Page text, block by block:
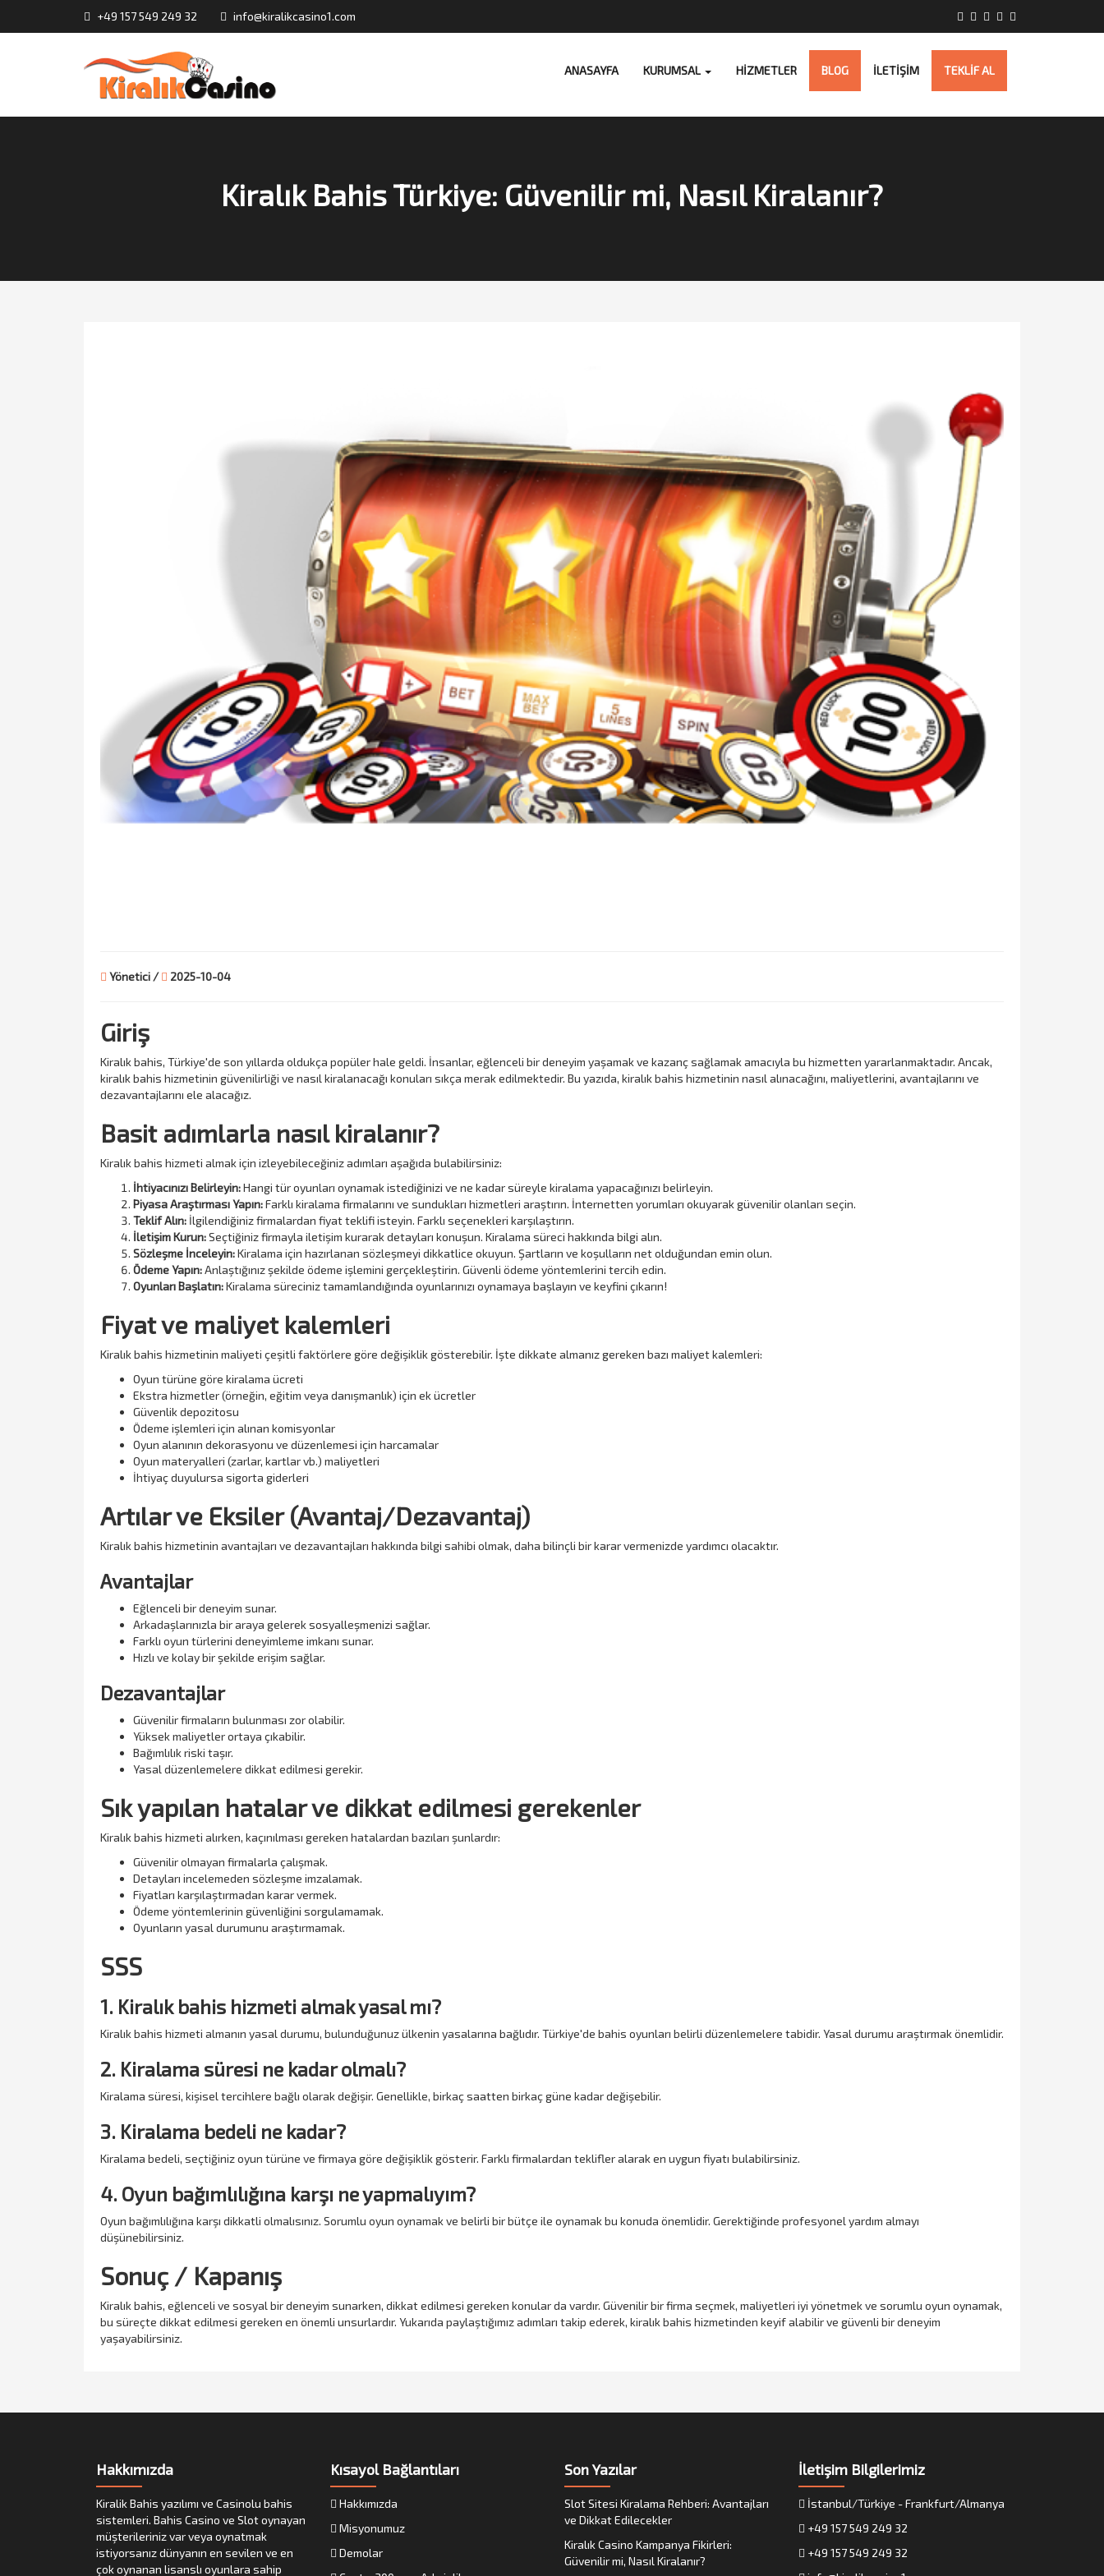
+49 157 549 249 32 info@kiralikcasino1.com
ANASAYFA KURUMSAL HİZMETLER BLOG İLETİŞİM TEKLİF AL
Kiralık Bahis Türkiye: Güvenilir mi, Nasıl Kiralanır?
Yönetici / 2025-10-04
Giriş
Kiralık bahis, Türkiye'de son yıllarda oldukça popüler hale geldi. İnsanlar, eğlenceli bir deneyim yaşamak ve kazanç sağlamak amacıyla bu hizmetten yararlanmaktadır. Ancak,
kiralık bahis hizmetinin güvenilirliği ve nasıl kiralanacağı konuları sıkça merak edilmektedir. Bu yazıda, kiralık bahis hizmetinin nasıl alınacağını, maliyetlerini, avantajlarını ve
dezavantajlarını ele alacağız.
Basit adımlarla nasıl kiralanır?
Kiralık bahis hizmeti almak için izleyebileceğiniz adımları aşağıda bulabilirsiniz:
İhtiyacınızı Belirleyin:Hangi tür oyunları oynamak istediğinizi ve ne kadar süreyle kiralama yapacağınızı belirleyin.
Piyasa Araştırması Yapın:Farklı kiralama firmalarını ve sundukları hizmetleri araştırın. İnternetten yorumları okuyarak güvenilir olanları seçin.
Teklif Alın: İlgilendiğiniz firmalardan fiyat teklifi isteyin. Farklı seçenekleri karşılaştırın.
İletişim Kurun:Seçtiğiniz firmayla iletişim kurarak detayları konuşun. Kiralama süreci hakkında bilgi alın.
Sözleşme İnceleyin:Kiralama için hazırlanan sözleşmeyi dikkatlice okuyun. Şartların ve koşulların net olduğundan emin olun.
Ödeme Yapın:Anlaştığınız şekilde ödeme işlemini gerçekleştirin. Güvenli ödeme yöntemlerini tercih edin.
Oyunları Başlatın:Kiralama süreciniz tamamlandığında oyunlarınızı oynamaya başlayın ve keyfini çıkarın!
Fiyat ve maliyet kalemleri
Kiralık bahis hizmetinin maliyeti çeşitli faktörlere göre değişiklik gösterebilir. İşte dikkate almanız gereken bazı maliyet kalemleri:
Oyun türüne göre kiralama ücreti
Ekstra hizmetler (örneğin, eğitim veya danışmanlık) için ek ücretler
Güvenlik depozitosu
Ödeme işlemleri için alınan komisyonlar
Oyun alanının dekorasyonu ve düzenlemesi için harcamalar
Oyun materyalleri (zarlar, kartlar vb.) maliyetleri
İhtiyaç duyulursa sigorta giderleri
Artılar ve Eksiler (Avantaj/Dezavantaj)
Kiralık bahis hizmetinin avantajları ve dezavantajları hakkında bilgi sahibi olmak, daha bilinçli bir karar vermenizde yardımcı olacaktır.
Avantajlar
Eğlenceli bir deneyim sunar.
Arkadaşlarınızla bir araya gelerek sosyalleşmenizi sağlar.
Farklı oyun türlerini deneyimleme imkanı sunar.
Hızlı ve kolay bir şekilde erişim sağlar.
Dezavantajlar
Güvenilir firmaların bulunması zor olabilir.
Yüksek maliyetler ortaya çıkabilir.
Bağımlılık riski taşır.
Yasal düzenlemelere dikkat edilmesi gerekir.
Sık yapılan hatalar ve dikkat edilmesi gerekenler
Kiralık bahis hizmeti alırken, kaçınılması gereken hatalardan bazıları şunlardır:
Güvenilir olmayan firmalarla çalışmak.
Detayları incelemeden sözleşme imzalamak.
Fiyatları karşılaştırmadan karar vermek.
Ödeme yöntemlerinin güvenliğini sorgulamamak.
Oyunların yasal durumunu araştırmamak.
SSS
1. Kiralık bahis hizmeti almak yasal mı?
Kiralık bahis hizmeti almanın yasal durumu, bulunduğunuz ülkenin yasalarına bağlıdır. Türkiye'de bahis oyunları belirli düzenlemelere tabidir. Yasal durumu araştırmak önemlidir.
2. Kiralama süresi ne kadar olmalı?
Kiralama süresi, kişisel tercihlere bağlı olarak değişir. Genellikle, birkaç saatten birkaç güne kadar değişebilir.
3. Kiralama bedeli ne kadar?
Kiralama bedeli, seçtiğiniz oyun türüne ve firmaya göre değişiklik gösterir. Farklı firmalardan teklifler alarak en uygun fiyatı bulabilirsiniz.
4. Oyun bağımlılığına karşı ne yapmalıyım?
Oyun bağımlılığına karşı dikkatli olmalısınız. Sorumlu oyun oynamak ve belirli bir bütçe ile oynamak bu konuda önemlidir. Gerektiğinde profesyonel yardım almayı
düşünebilirsiniz.
Sonuç / Kapanış
Kiralık bahis, eğlenceli ve sosyal bir deneyim sunarken, dikkat edilmesi gereken konular da vardır. Güvenilir bir firma seçmek, maliyetleri iyi yönetmek ve sorumlu oyun oynamak,
bu süreçte dikkat edilmesi gereken en önemli unsurlardır. Yukarıda paylaştığımız adımları takip ederek, kiralık bahis hizmetinden keyif alabilir ve güvenli bir deneyim
yaşayabilirsiniz.
Hakkımızda
Kiralik Bahis yazılımı ve Casinolu bahis
sistemleri. Bahis Casino ve Slot oynayan
müşterileriniz var veya oynatmak
istiyorsanız dünyanın en sevilen ve en
çok oynanan lisanslı oyunlara sahip
Kısayol Bağlantıları
Hakkımızda
Misyonumuz
Demolar
Son Yazılar
Slot Sitesi Kiralama Rehberi: Avantajları
ve Dikkat Edilecekler
Kiralık Casino Kampanya Fikirleri:
Güvenilir mi, Nasıl Kiralanır?
İletişim Bilgilerimiz
İstanbul/Türkiye - Frankfurt/Almanya
+49 157 549 249 32
+49 157 549 249 32